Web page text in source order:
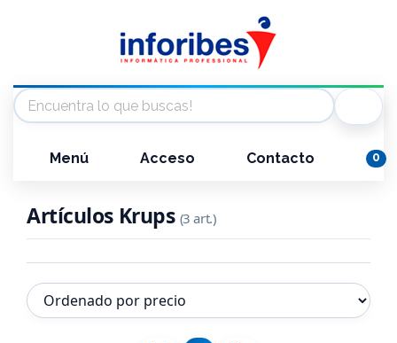
Menú Acceso Contacto 0
Artículos Krups (3 art.)